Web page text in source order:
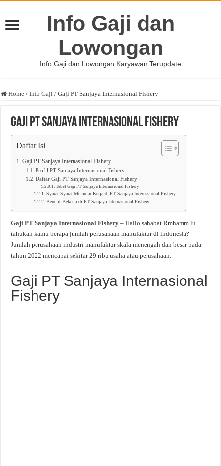
Info Gaji dan
Lowongan
Info Gaji dan Lowongan Karyawan Terupdate
Home / Info Gaji / Gaji PT Sanjaya Internasional Fishery
Gaji PT Sanjaya Internasional Fishery
Daftar Isi
Gaji PT Sanjaya Internasional Fishery
Profil PT Sanjaya Internasional Fishery
Daftar Gaji PT Sanjaya Internasional Fishery
Tabel Gaji PT Sanjaya Internasional Fishery
Syarat Syarat Melamar Kerja di PT Sanjaya Internasional Fishery
Benefit Bekerja di PT Sanjaya Internasional Fishery
Gaji PT Sanjaya Internasional Fishery – Hallo sahabat Rmhamm.lu
tahukah kamu berapa jumlah perusahaan manufaktur di indonesia?
Jumlah perusahaan industri manufaktur skala menengah dan besar pada
tahun 2022 mencapai sekitar 29 ribu usaha atau perusahaan.
Gaji PT Sanjaya Internasional
Fishery